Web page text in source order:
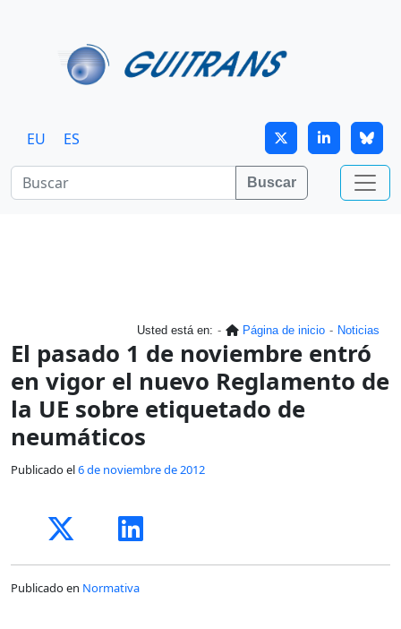
EU ES
Buscar
Usted está en: Página de inicio Noticias
El pasado 1 de noviembre entró
en vigor el nuevo Reglamento de
la UE sobre etiquetado de
neumáticos
Publicado el6 de noviembre de 2012
Publicado en Normativa